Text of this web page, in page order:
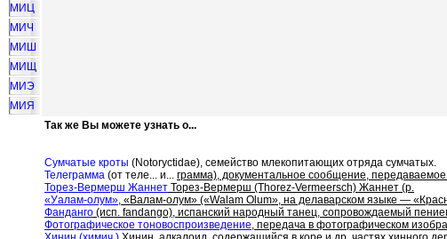
МИЦ
МИЧ
МИШ
МИЩ
МИЭ
МИЯ
Так же Вы можете узнать о...
Сумчатые кроты (Notoryctidae), семейство млекопитающих отряда сумчатых.
Телеграмма (от теле... и... грамма), документальное сообщение,
Торез-Вермерш Жаннет Торез-Вермерш (Thorez-Vermeersch) Жаннет (р.
«Уалам-олум», «Валам-олум» («Walam Olum», на делаварском языке —
Фанданго (исп. fandango), испанский народный танец, сопровождаемый
Фотографическое тоновоспроизведение, передача в фотографическом